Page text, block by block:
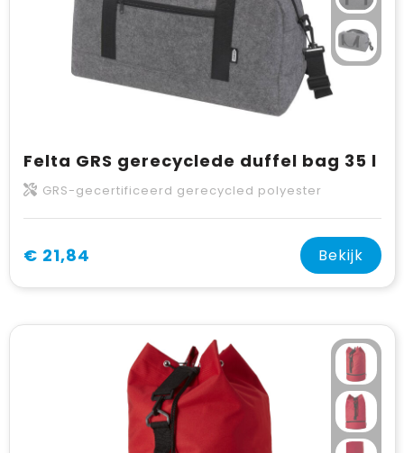
Felta GRS gerecyclede duffel bag 35 l
GRS-gecertificeerd gerecycled polyester
€ 21,84 Bekijk